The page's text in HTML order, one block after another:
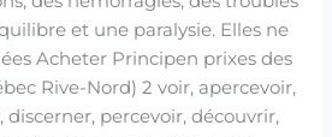
et une paralysie. Elles ne
Acheter Principen prixes des
Rive-Nord) 2 voir, apercevoir,
percevoir, découvrir,